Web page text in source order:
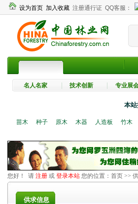
设为首页 加入收藏 注册通行证 QQ客服：
名人名家 技术创新 专业展
本站
苗木 种子 原木 木器 人造板 竹木
您好！ 请 注册 或 登录本站 您的位置： 首页 >>
供求信息